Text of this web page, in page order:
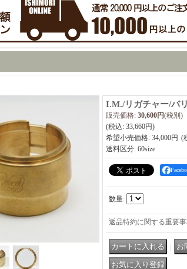
I.M./リガチャー/バ
販売価格: 30,600円(税別)
(税込: 33,660円)
希望小売価格: 34,000円
送料区分: 60size
数量:
返品特約に関する重要